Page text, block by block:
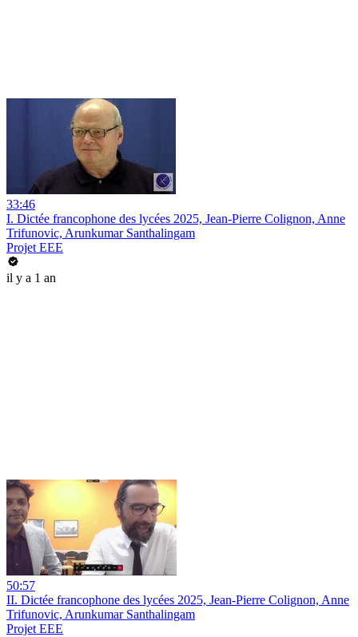
33:46
I. Dictée francophone des lycées 2025, Jean-Pierre Colignon, Anne
Trifunovic, Arunkumar Santhalingam
Projet EEE
il y a 1 an
50:57
II. Dictée francophone des lycées 2025, Jean-Pierre Colignon, Anne
Trifunovic, Arunkumar Santhalingam
Projet EEE